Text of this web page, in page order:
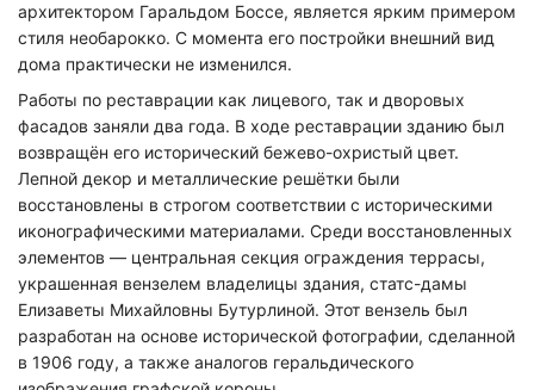
архитектором Гаральдом Боссе, является ярким примером
стиля необарокко. С момента его постройки внешний вид
дома практически не изменился.
Работы по реставрации как лицевого, так и дворовых
фасадов заняли два года. В ходе реставрации зданию был
возвращён его исторический бежево-охристый цвет.
Лепной декор и металлические решётки были
восстановлены в строгом соответствии с историческими
иконографическими материалами. Среди восстановленных
элементов — центральная секция ограждения террасы,
украшенная вензелем владелицы здания, статс-дамы
Елизаветы Михайловны Бутурлиной. Этот вензель был
разработан на основе исторической фотографии, сделанной
в 1906 году, а также аналогов геральдического